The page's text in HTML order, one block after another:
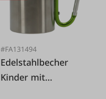
#FA131494
Edelstahlbecher
Kinder mit